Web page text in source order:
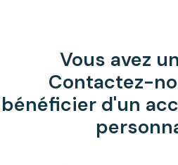
Vous avez
Contactez-
bénéficier d'un